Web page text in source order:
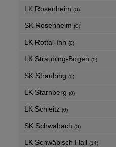
LK Rosenheim (0)
SK Rosenheim (0)
LK Rottal-Inn (0)
LK Straubing-Bogen (0)
SK Straubing (0)
LK Starnberg (0)
LK Schleitz (0)
SK Schwabach (0)
LK Schwäbisch Hall (14)